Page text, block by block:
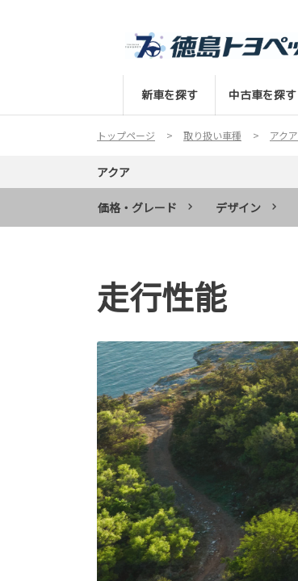
新車を探す 中古車を探す
トップページ 取り扱い車種 アクア
アクア
価格・グレード デザイン
走行性能